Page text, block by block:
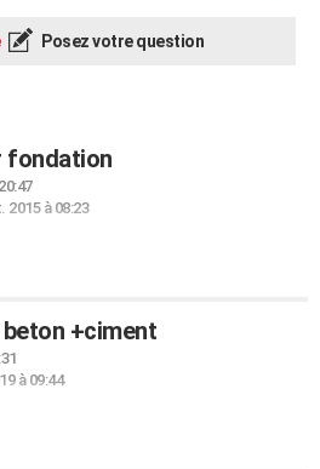
Posez votre question
fondation
2015 à 08:23
+ciment
à 09:44